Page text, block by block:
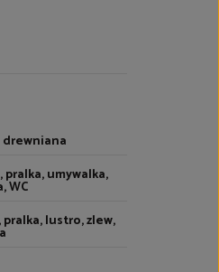
umywalka,
WC
pralka, lustro, zlew,